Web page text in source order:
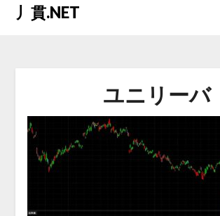
Skip丿貫.NET
ユニリーバ